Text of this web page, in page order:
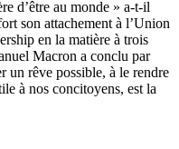
re d’être au monde » a-t-il
son attachement à l’Union
en la matière à trois
Macron a conclu par
un rêve possible, à le rendre
à nos concitoyens, est la